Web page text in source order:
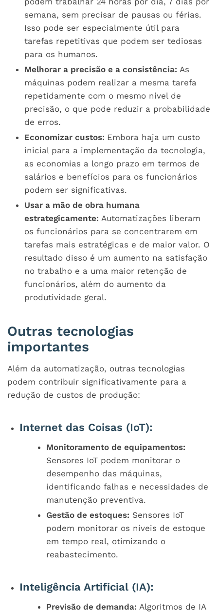
semana, sem precisar de pausas ou férias.
Isso pode ser especialmente útil para
tarefas repetitivas que podem ser tediosas
para os humanos.
Melhorar a precisão e a consistência: As
máquinas podem realizar a mesma tarefa
repetidamente com o mesmo nível de
precisão, o que pode reduzir a probabilidade
de erros.
Economizar custos: Embora haja um custo
inicial para a implementação da tecnologia,
as economias a longo prazo em termos de
salários e benefícios para os funcionários
podem ser significativas.
Usar a mão de obra humana
estrategicamente: Automatizações liberam
os funcionários para se concentrarem em
tarefas mais estratégicas e de maior valor. O
resultado disso é um aumento na satisfação
no trabalho e a uma maior retenção de
funcionários, além do aumento da
produtividade geral.
Outras tecnologias
importantes
Além da automatização, outras tecnologias
podem contribuir significativamente para a
redução de custos de produção:
Internet das Coisas (IoT):
Monitoramento de equipamentos:
Sensores IoT podem monitorar o
desempenho das máquinas,
identificando falhas e necessidades de
manutenção preventiva.
Gestão de estoques: Sensores IoT
podem monitorar os níveis de estoque
em tempo real, otimizando o
reabastecimento.
Inteligência Artificial (IA):
Previsão de demanda: Algoritmos de IA